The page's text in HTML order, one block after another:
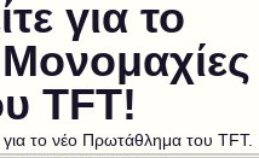
για το
TFT!
για το νέο Πρωτάθλημα του TFT.